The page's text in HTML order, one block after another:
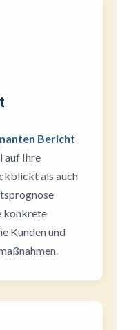
Bericht
auf Ihre
als auch
konkrete
Kunden und